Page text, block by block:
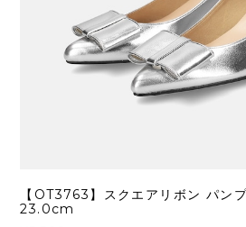
【OT3763】スクエアリボン パン
23.0cm